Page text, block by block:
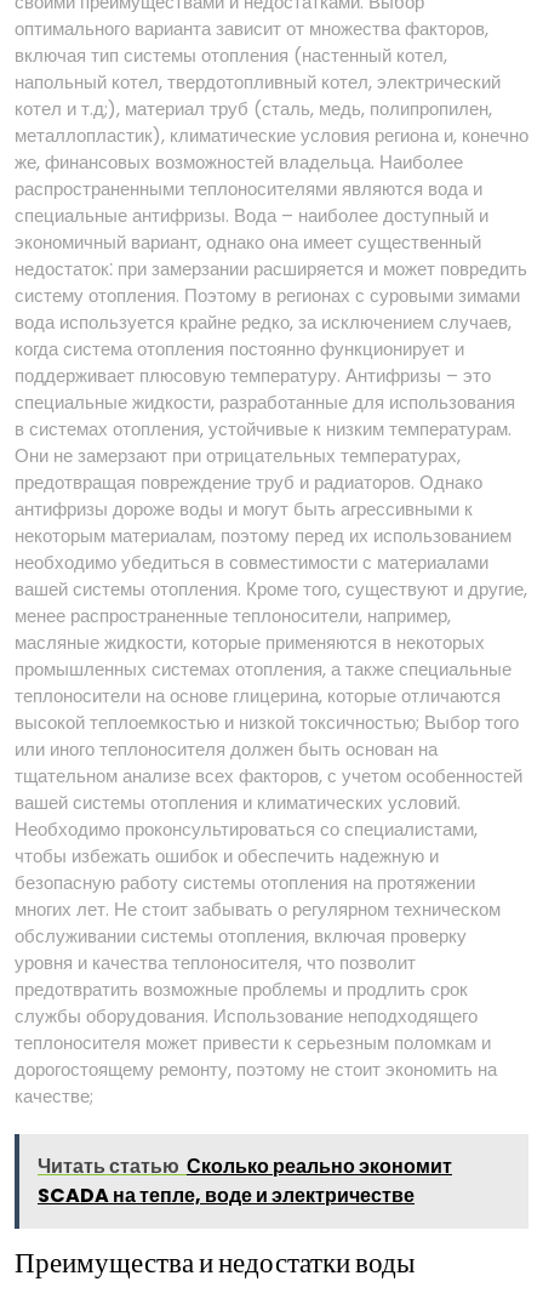
оптимального варианта зависит от множества факторов,
включая тип системы отопления (настенный котел,
напольный котел, твердотопливный котел, электрический
котел и т.д;), материал труб (сталь, медь, полипропилен,
металлопластик), климатические условия региона и, конечно
же, финансовых возможностей владельца. Наиболее
распространенными теплоносителями являются вода и
специальные антифризы. Вода – наиболее доступный и
экономичный вариант, однако она имеет существенный
недостаток⁚ при замерзании расширяется и может повредить
систему отопления. Поэтому в регионах с суровыми зимами
вода используется крайне редко, за исключением случаев,
когда система отопления постоянно функционирует и
поддерживает плюсовую температуру. Антифризы – это
специальные жидкости, разработанные для использования
в системах отопления, устойчивые к низким температурам.
Они не замерзают при отрицательных температурах,
предотвращая повреждение труб и радиаторов. Однако
антифризы дороже воды и могут быть агрессивными к
некоторым материалам, поэтому перед их использованием
необходимо убедиться в совместимости с материалами
вашей системы отопления. Кроме того, существуют и другие,
менее распространенные теплоносители, например,
масляные жидкости, которые применяются в некоторых
промышленных системах отопления, а также специальные
теплоносители на основе глицерина, которые отличаются
высокой теплоемкостью и низкой токсичностью; Выбор того
или иного теплоносителя должен быть основан на
тщательном анализе всех факторов, с учетом особенностей
вашей системы отопления и климатических условий.
Необходимо проконсультироваться со специалистами,
чтобы избежать ошибок и обеспечить надежную и
безопасную работу системы отопления на протяжении
многих лет. Не стоит забывать о регулярном техническом
обслуживании системы отопления, включая проверку
уровня и качества теплоносителя, что позволит
предотвратить возможные проблемы и продлить срок
службы оборудования. Использование неподходящего
теплоносителя может привести к серьезным поломкам и
дорогостоящему ремонту, поэтому не стоит экономить на
качестве;
Читать статью Сколько реально экономит
SCADA на тепле, воде и электричестве
Преимущества и недостатки воды